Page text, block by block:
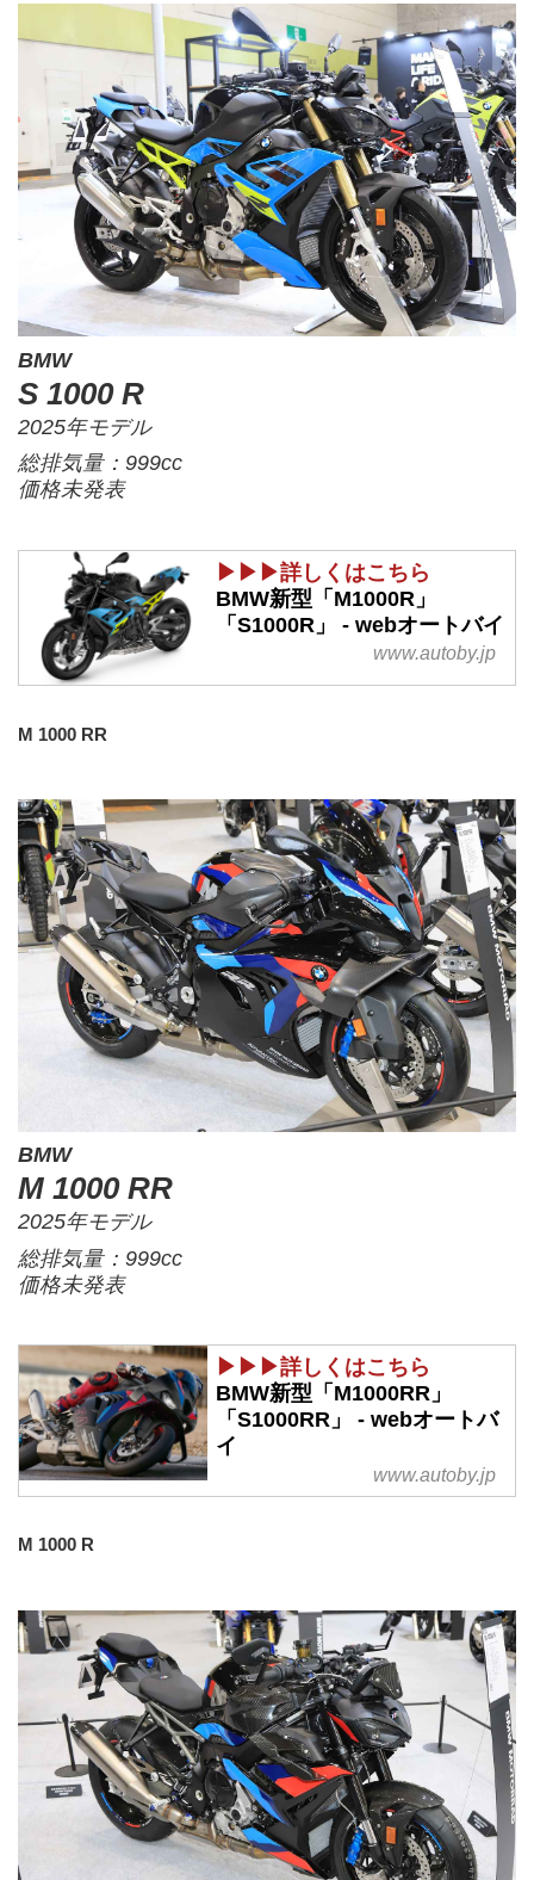
BMW
S 1000 R
2025年モデル
総排気量：999cc
価格未発表
▶▶▶詳しくはこちら
BMW新型「M1000R」
「S1000R」 - webオートバイ
www.autoby.jp
M 1000 RR
BMW
M 1000 RR
2025年モデル
総排気量：999cc
価格未発表
▶▶▶詳しくはこちら
BMW新型「M1000RR」
「S1000RR」 - webオートバ
イ
www.autoby.jp
M 1000 R